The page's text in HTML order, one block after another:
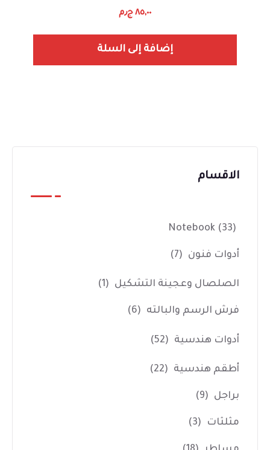
٨٥,٠٠ ج٫م
إضافة إلى السلة
الاقسام
Notebook (33)
أدوات فنون (7)
الصلصال وعجينة التشكيل (1)
فرش الرسم والبالته (6)
أدوات هندسية (52)
أطقم هندسية (22)
براجل (9)
مثلثات (3)